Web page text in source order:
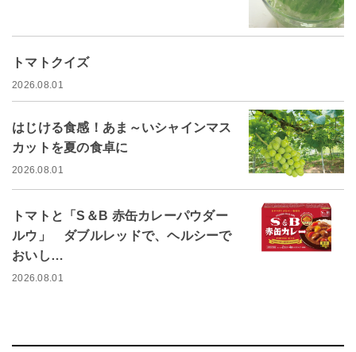
トマトクイズ
2026.08.01
はじける食感！あま～いシャインマス
カットを夏の食卓に
2026.08.01
トマトと「S＆B 赤缶カレーパウダー
ルウ」 ダブルレッドで、ヘルシーで
おいし…
2026.08.01